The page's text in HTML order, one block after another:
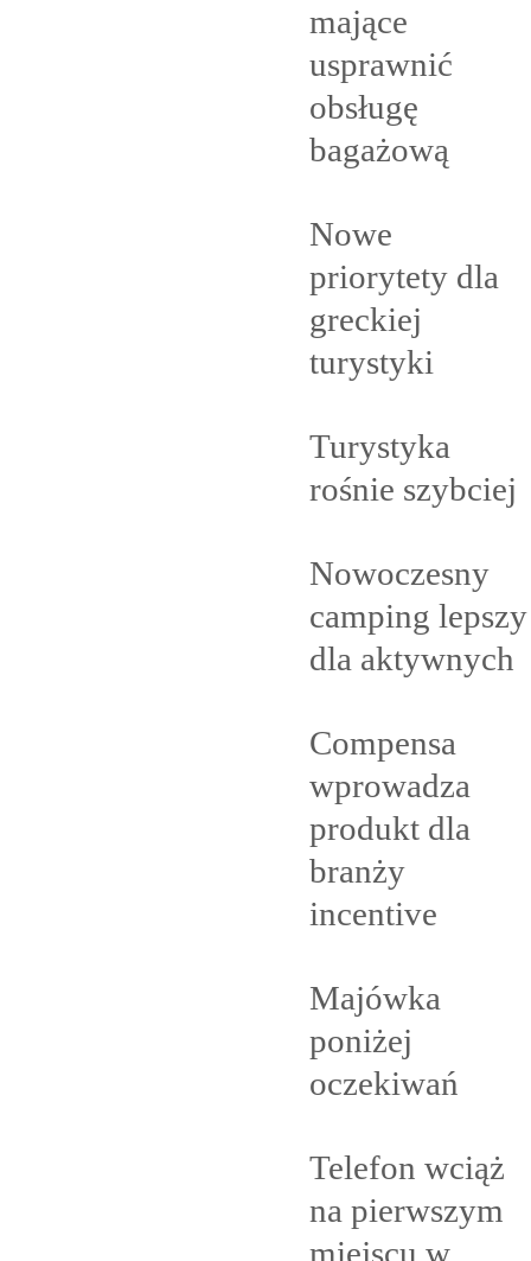
mające
usprawnić
obsługę
bagażową
Nowe
priorytety dla
greckiej
turystyki
Turystyka
rośnie szybciej
Nowoczesny
camping lepszy
dla aktywnych
Compensa
wprowadza
produkt dla
branży
incentive
Majówka
poniżej
oczekiwań
Telefon wciąż
na pierwszym
miejscu w